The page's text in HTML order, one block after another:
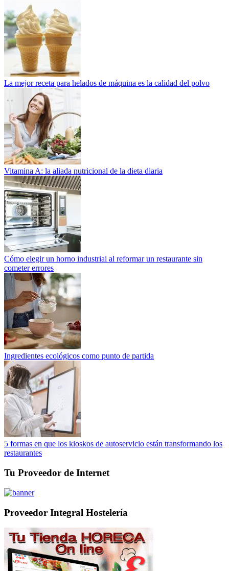
La mejor receta para helados de máquina es la calidad del polvo
Vitamina A: la aliada nutricional de la dieta diaria
Cómo elegir un horno industrial al reformar un restaurante sin
cometer errores
Ingredientes ecológicos como punto de partida
5 formas en que los kioskos de autoservicio están transformando los
restaurantes
Tu Proveedor de Internet
Proveedor Integral Hostelería